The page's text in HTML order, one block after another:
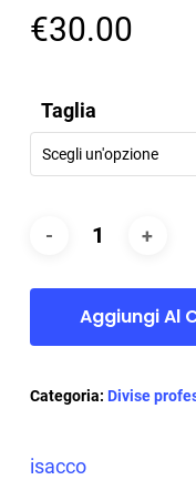
€30.00
Taglia
Scegli un'opzione
Aggiungi Al
Categoria: Divise
isacco